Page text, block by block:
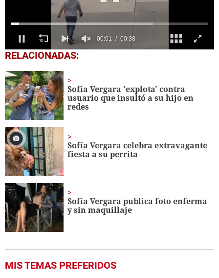
0
seconds
39
seconds
RELACIONADAS:
Sofía Vergara 'explota' contra
usuario que insultó a su hijo en
redes
Sofía Vergara celebra extravagante
fiesta a su perrita
Sofía Vergara publica foto enferma
y sin maquillaje
MIS TEMAS PREFERIDOS